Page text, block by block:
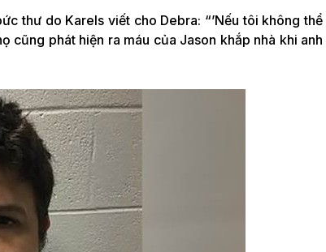
thư do Karels viết cho Debra: “’Nếu tôi không thể
cũng phát hiện ra máu của Jason khắp nhà khi anh